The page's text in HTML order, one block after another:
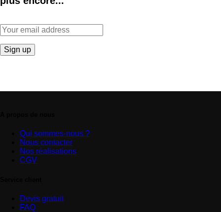
Qui sommes-nous ?
Nous contacter
Nos réalisations
CGV
Devis gratuit
FAQ